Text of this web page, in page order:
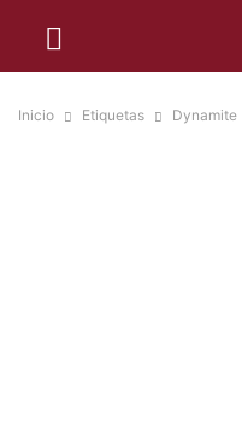
Inicio Etiquetas Dynamite